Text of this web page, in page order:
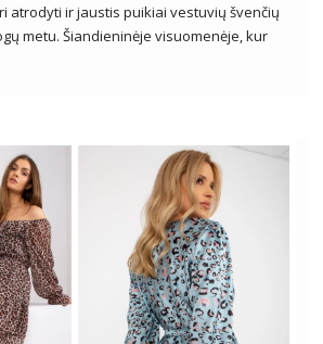
atrodyti ir jaustis puikiai vestuvių švenčių
metu. Šiandieninėje visuomenėje, kur